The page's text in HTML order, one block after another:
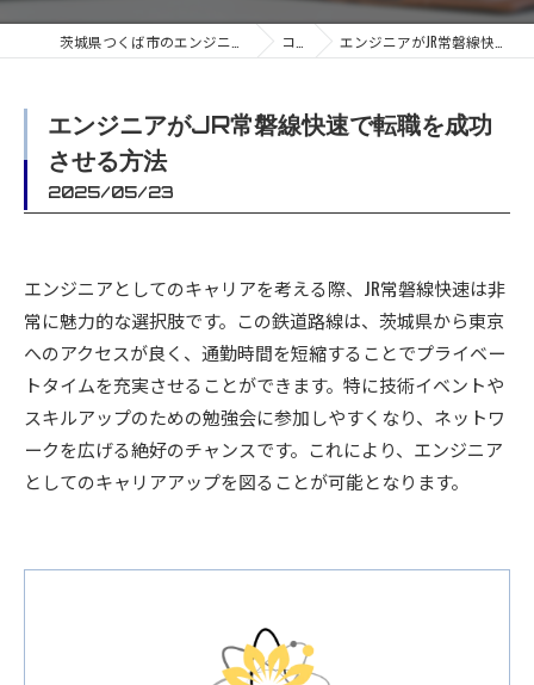
コラム エンジニアがJR常磐線快速で転職を成功させる方法
エンジニアがJR常磐線快速で転職を成功
させる方法
2025/05/23
エンジニアとしてのキャリアを考える際、JR常磐線快速は非
常に魅力的な選択肢です。この鉄道路線は、茨城県から東京
へのアクセスが良く、通勤時間を短縮することでプライベー
トタイムを充実させることができます。特に技術イベントや
スキルアップのための勉強会に参加しやすくなり、ネットワ
ークを広げる絶好のチャンスです。これにより、エンジニア
としてのキャリアアップを図ることが可能となります。